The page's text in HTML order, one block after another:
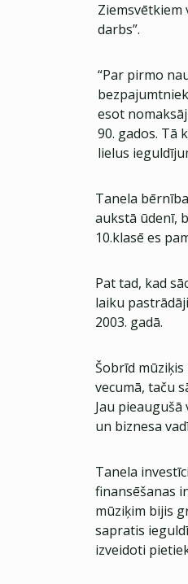
Ziemsvētkiem
darbs”.
“Par pirmo
esot
90. gados. Tā
lielus
Tanela
aukstā ūdenī,
10.klasē es
Pat tad, kad
laiku
2003. gadā.
Šobrīd
vecumā, taču
Jau
un biznesa
Tanela
finansēšanas
mūziķim bijis
sapratis
izveidoti